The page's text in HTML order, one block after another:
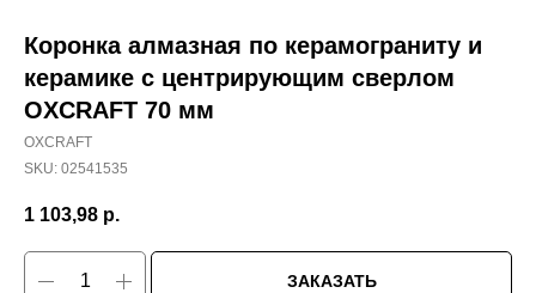
Коронка алмазная по керамограниту и
керамике с центрирующим сверлом
OXCRAFT 70 мм
OXCRAFT
SKU: 02541535
1 103,98 р.
ЗАКАЗАТЬ